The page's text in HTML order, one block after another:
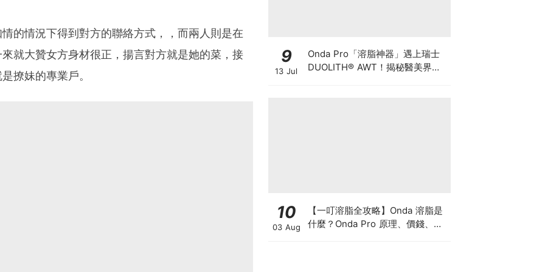
的情況下得到對方的聯絡方式，，而兩人則是在
就大贊女方身材很正，揚言對方就是她的菜，接
撩妹的專業戶。
9
13 Jul
Onda Pro「溶脂神器」遇上瑞士
DUOLITH® AWT！揭秘醫美界悄
10
03 Aug
【一叮溶脂全攻略】Onda 溶脂是
什麼？Onda Pro 原理、價錢、次